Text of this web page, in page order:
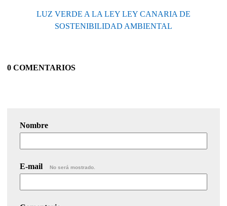
LUZ VERDE A LA LEY LEY CANARIA DE
SOSTENIBILIDAD AMBIENTAL
0 COMENTARIOS
Nombre
E-mail No será mostrado.